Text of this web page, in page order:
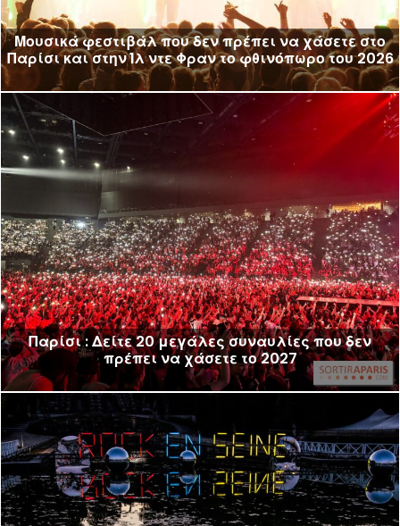
Μουσικά φεστιβάλ που δεν πρέπει να χάσετε στο
Παρίσι και στην Ίλ ντε Φραν το φθινόπωρο του 2026
Παρίσι : Δείτε 20 μεγάλες συναυλίες που δεν
πρέπει να χάσετε το 2027